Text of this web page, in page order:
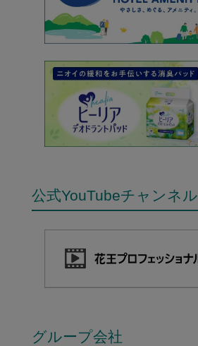
公式YouTubeチャンネル
グループ会社